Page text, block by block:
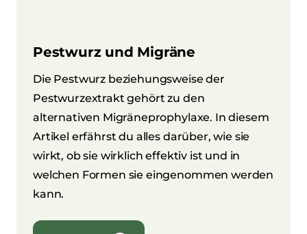
Pestwurz und Migräne
Die Pestwurz beziehungsweise der
Pestwurzextrakt gehört zu den
alternativen Migräneprophylaxe. In diesem
Artikel erfährst du alles darüber, wie sie
wirkt, ob sie wirklich effektiv ist und in
welchen Formen sie eingenommen werden
kann.